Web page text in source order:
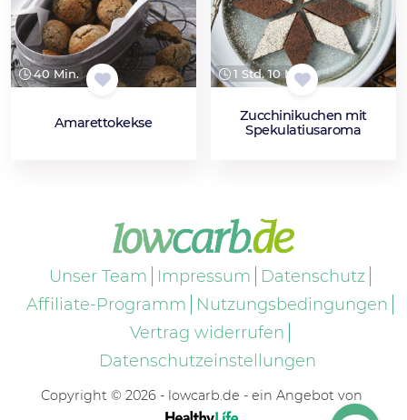
40 Min.
Amarettokekse
1 Std. 10 Min.
Zucchinikuchen mit
Spekulatiusaroma
Unser Team Impressum
Datenschutz
Affiliate-Programm
Nutzungsbedingungen
Vertrag widerrufen
Datenschutzeinstellungen
Copyright © 2026 - lowcarb.de - ein Angebot von